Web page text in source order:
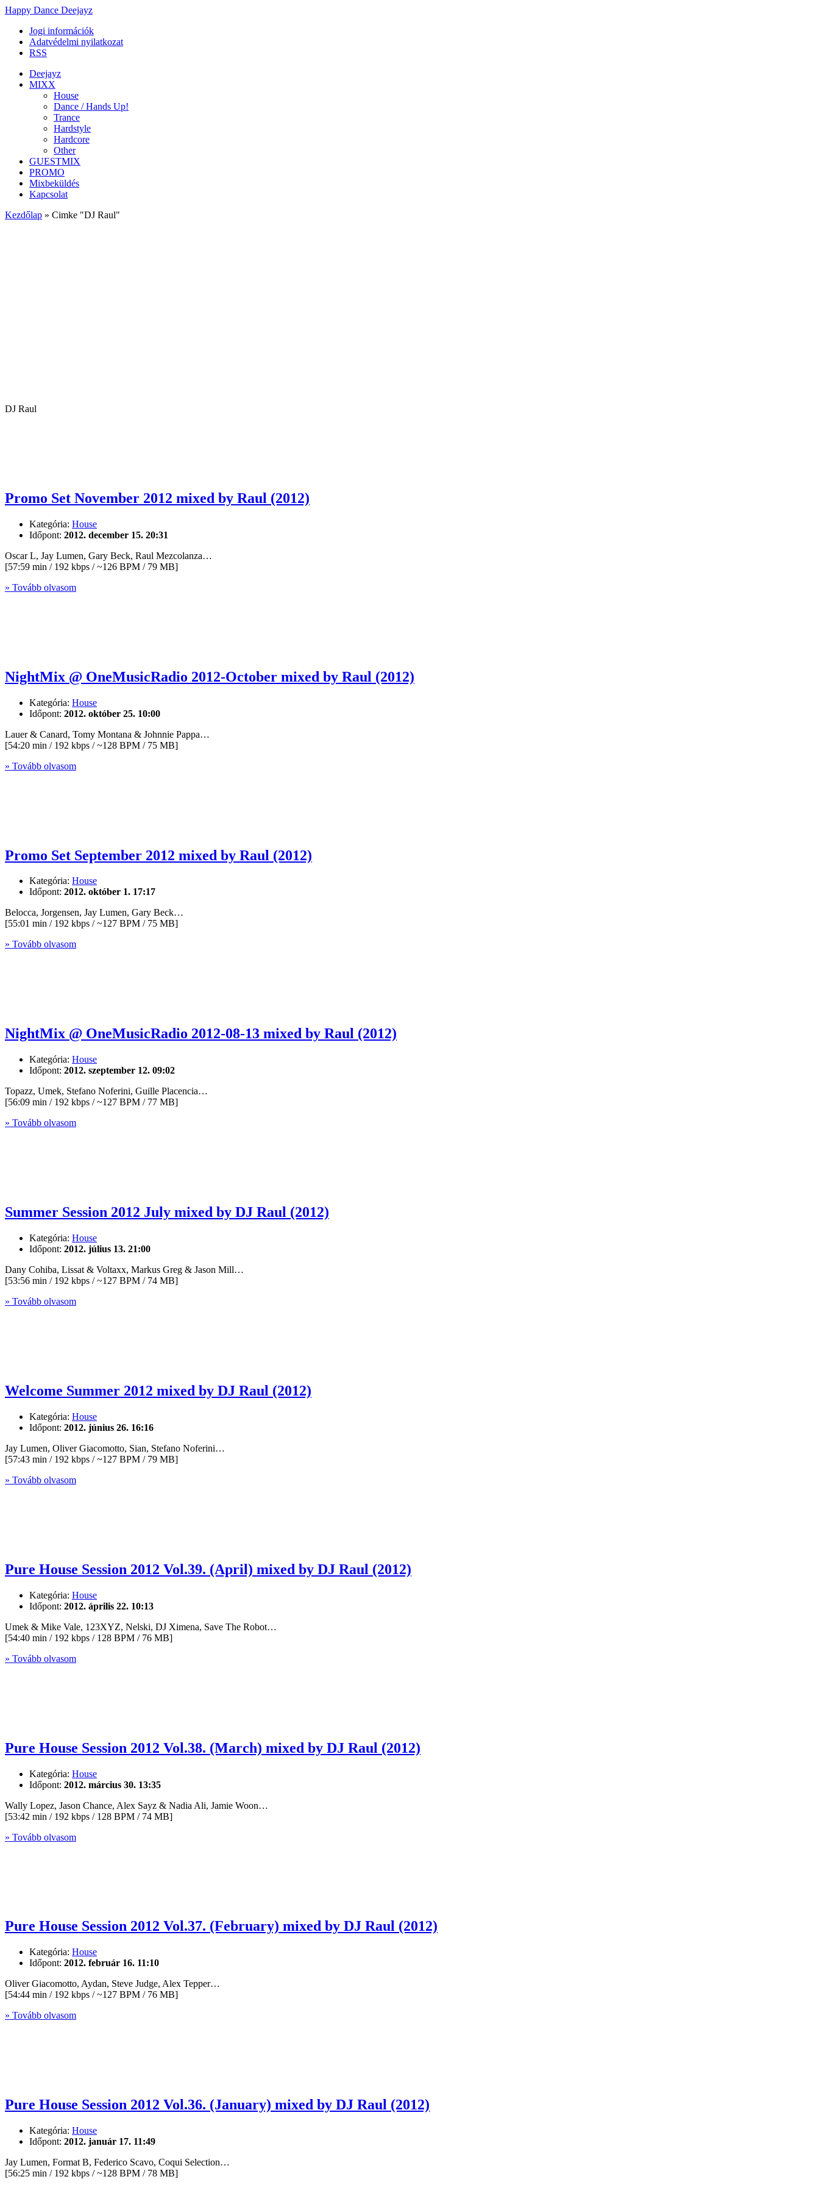
Happy Dance Deejayz
Jogi információk
Adatvédelmi nyilatkozat
RSS
Deejayz
MIXX
House
Dance / Hands Up!
Trance
Hardstyle
Hardcore
Other
GUESTMIX
PROMO
Mixbeküldés
Kapcsolat
Kezdőlap » Cimke "DJ Raul"
DJ Raul
Promo Set November 2012 mixed by Raul (2012)
Kategória: House
Időpont: 2012. december 15. 20:31
Oscar L, Jay Lumen, Gary Beck, Raul Mezcolanza…
[57:59 min / 192 kbps / ~126 BPM / 79 MB]
» Tovább olvasom
NightMix @ OneMusicRadio 2012-October mixed by Raul (2012)
Kategória: House
Időpont: 2012. október 25. 10:00
Lauer & Canard, Tomy Montana & Johnnie Pappa…
[54:20 min / 192 kbps / ~128 BPM / 75 MB]
» Tovább olvasom
Promo Set September 2012 mixed by Raul (2012)
Kategória: House
Időpont: 2012. október 1. 17:17
Belocca, Jorgensen, Jay Lumen, Gary Beck…
[55:01 min / 192 kbps / ~127 BPM / 75 MB]
» Tovább olvasom
NightMix @ OneMusicRadio 2012-08-13 mixed by Raul (2012)
Kategória: House
Időpont: 2012. szeptember 12. 09:02
Topazz, Umek, Stefano Noferini, Guille Placencia…
[56:09 min / 192 kbps / ~127 BPM / 77 MB]
» Tovább olvasom
Summer Session 2012 July mixed by DJ Raul (2012)
Kategória: House
Időpont: 2012. július 13. 21:00
Dany Cohiba, Lissat & Voltaxx, Markus Greg & Jason Mill…
[53:56 min / 192 kbps / ~127 BPM / 74 MB]
» Tovább olvasom
Welcome Summer 2012 mixed by DJ Raul (2012)
Kategória: House
Időpont: 2012. június 26. 16:16
Jay Lumen, Oliver Giacomotto, Sian, Stefano Noferini…
[57:43 min / 192 kbps / ~127 BPM / 79 MB]
» Tovább olvasom
Pure House Session 2012 Vol.39. (April) mixed by DJ Raul (2012)
Kategória: House
Időpont: 2012. április 22. 10:13
Umek & Mike Vale, 123XYZ, Nelski, DJ Ximena, Save The Robot…
[54:40 min / 192 kbps / 128 BPM / 76 MB]
» Tovább olvasom
Pure House Session 2012 Vol.38. (March) mixed by DJ Raul (2012)
Kategória: House
Időpont: 2012. március 30. 13:35
Wally Lopez, Jason Chance, Alex Sayz & Nadia Ali, Jamie Woon…
[53:42 min / 192 kbps / 128 BPM / 74 MB]
» Tovább olvasom
Pure House Session 2012 Vol.37. (February) mixed by DJ Raul (2012)
Kategória: House
Időpont: 2012. február 16. 11:10
Oliver Giacomotto, Aydan, Steve Judge, Alex Tepper…
[54:44 min / 192 kbps / ~127 BPM / 76 MB]
» Tovább olvasom
Pure House Session 2012 Vol.36. (January) mixed by DJ Raul (2012)
Kategória: House
Időpont: 2012. január 17. 11:49
Jay Lumen, Format B, Federico Scavo, Coqui Selection…
[56:25 min / 192 kbps / ~128 BPM / 78 MB]